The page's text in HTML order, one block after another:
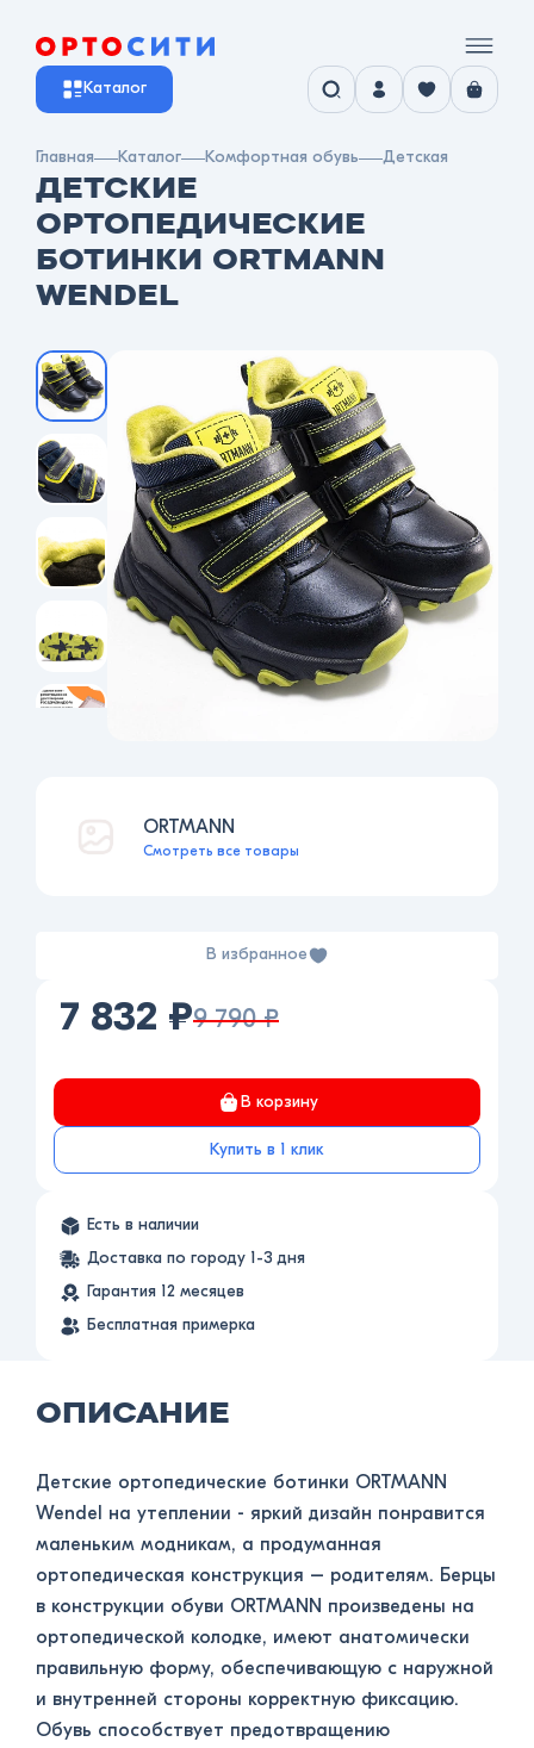
Каталог
Главная Каталог Комфортная обувь Детская
ДЕТСКИЕ
ОРТОПЕДИЧЕСКИЕ
БОТИНКИ ORTMANN
WENDEL
ORTMANN
Смотреть все товары
В избранное
7 832 ₽9 790 ₽
В корзину
Купить в 1 клик
Есть в наличии
Доставка по городу 1-3 дня
Гарантия 12 месяцев
Бесплатная примерка
ОПИСАНИЕ
Детские ортопедические ботинки ORTMANN
Wendel на утеплении - яркий дизайн понравится
маленьким модникам, а продуманная
ортопедическая конструкция – родителям. Берцы
в конструкции обуви ORTMANN произведены на
ортопедической колодке, имеют анатомически
правильную форму, обеспечивающую с наружной
и внутренней стороны корректную фиксацию.
Обувь способствует предотвращению